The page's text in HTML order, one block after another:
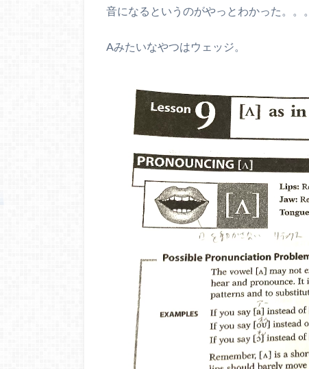
音になるというのがやっとわかった。。。
Aみたいなやつはウェッジ。